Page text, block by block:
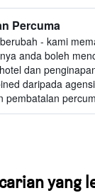
Percuma
- kami
anda boleh
dan
daripada
pembatalan
yang